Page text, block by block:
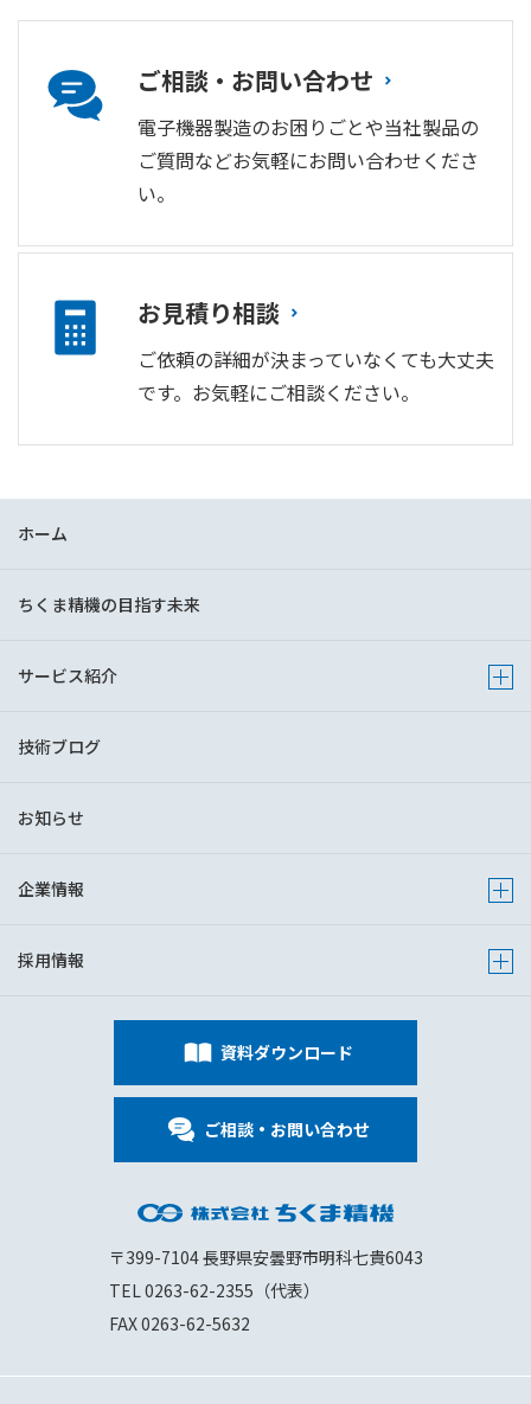
ご相談・お問い合わせ
電子機器製造のお困りごとや当社製品の
ご質問などお気軽にお問い合わせくださ
い。
お見積り相談
ご依頼の詳細が決まっていなくても大丈夫
です。お気軽にご相談ください。
ホーム
ちくま精機の目指す未来
サービス紹介 Show
技術ブログ
お知らせ
企業情報 Show
採用情報 Show
資料ダウンロード
ご相談・お問い合わせ
〒399-7104 長野県安曇野市明科七貴6043
TEL 0263-62-2355（代表）
FAX 0263-62-5632